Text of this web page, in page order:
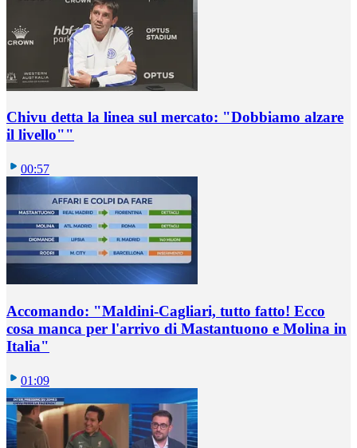
Chivu detta la linea sul mercato: "Dobbiamo alzare
il livello""
00:57
Accomando: "Maldini-Cagliari, tutto fatto! Ecco
cosa manca per l'arrivo di Mastantuono e Molina in
Italia"
01:09